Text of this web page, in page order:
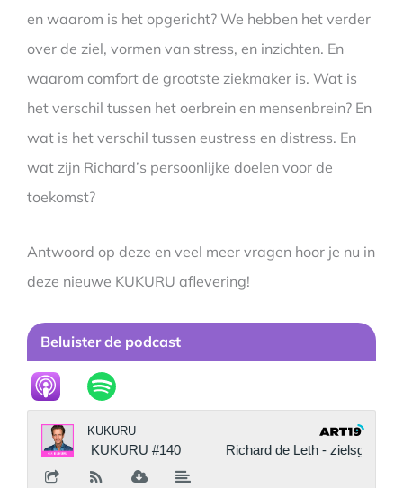
en waarom is het opgericht? We hebben het verder
over de ziel, vormen van stress, en inzichten. En
waarom comfort de grootste ziekmaker is. Wat is
het verschil tussen het oerbrein en mensenbrein? En
wat is het verschil tussen eustress en distress. En
wat zijn Richard’s persoonlijke doelen voor de
toekomst?
Antwoord op deze en veel meer vragen hoor je nu in
deze nieuwe KUKURU aflevering!
Beluister de podcast